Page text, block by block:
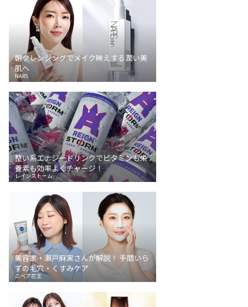
朝クレンジングでメイク映えする潤い美
肌へ
NARS
整い系エナジードリンクでビタミンも栄
養素も効率よくチャージ！
レインストーム
美容家・瀬戸麻実さんが解説！ 手間いら
ずの毛穴・くすみケア
ニベア花王